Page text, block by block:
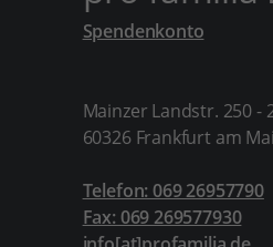
Spendenkonto
Mainzer Landstr. 250 -
60326 Frankfurt am
Telefon: 069 26957790
Fax: 069 269577930